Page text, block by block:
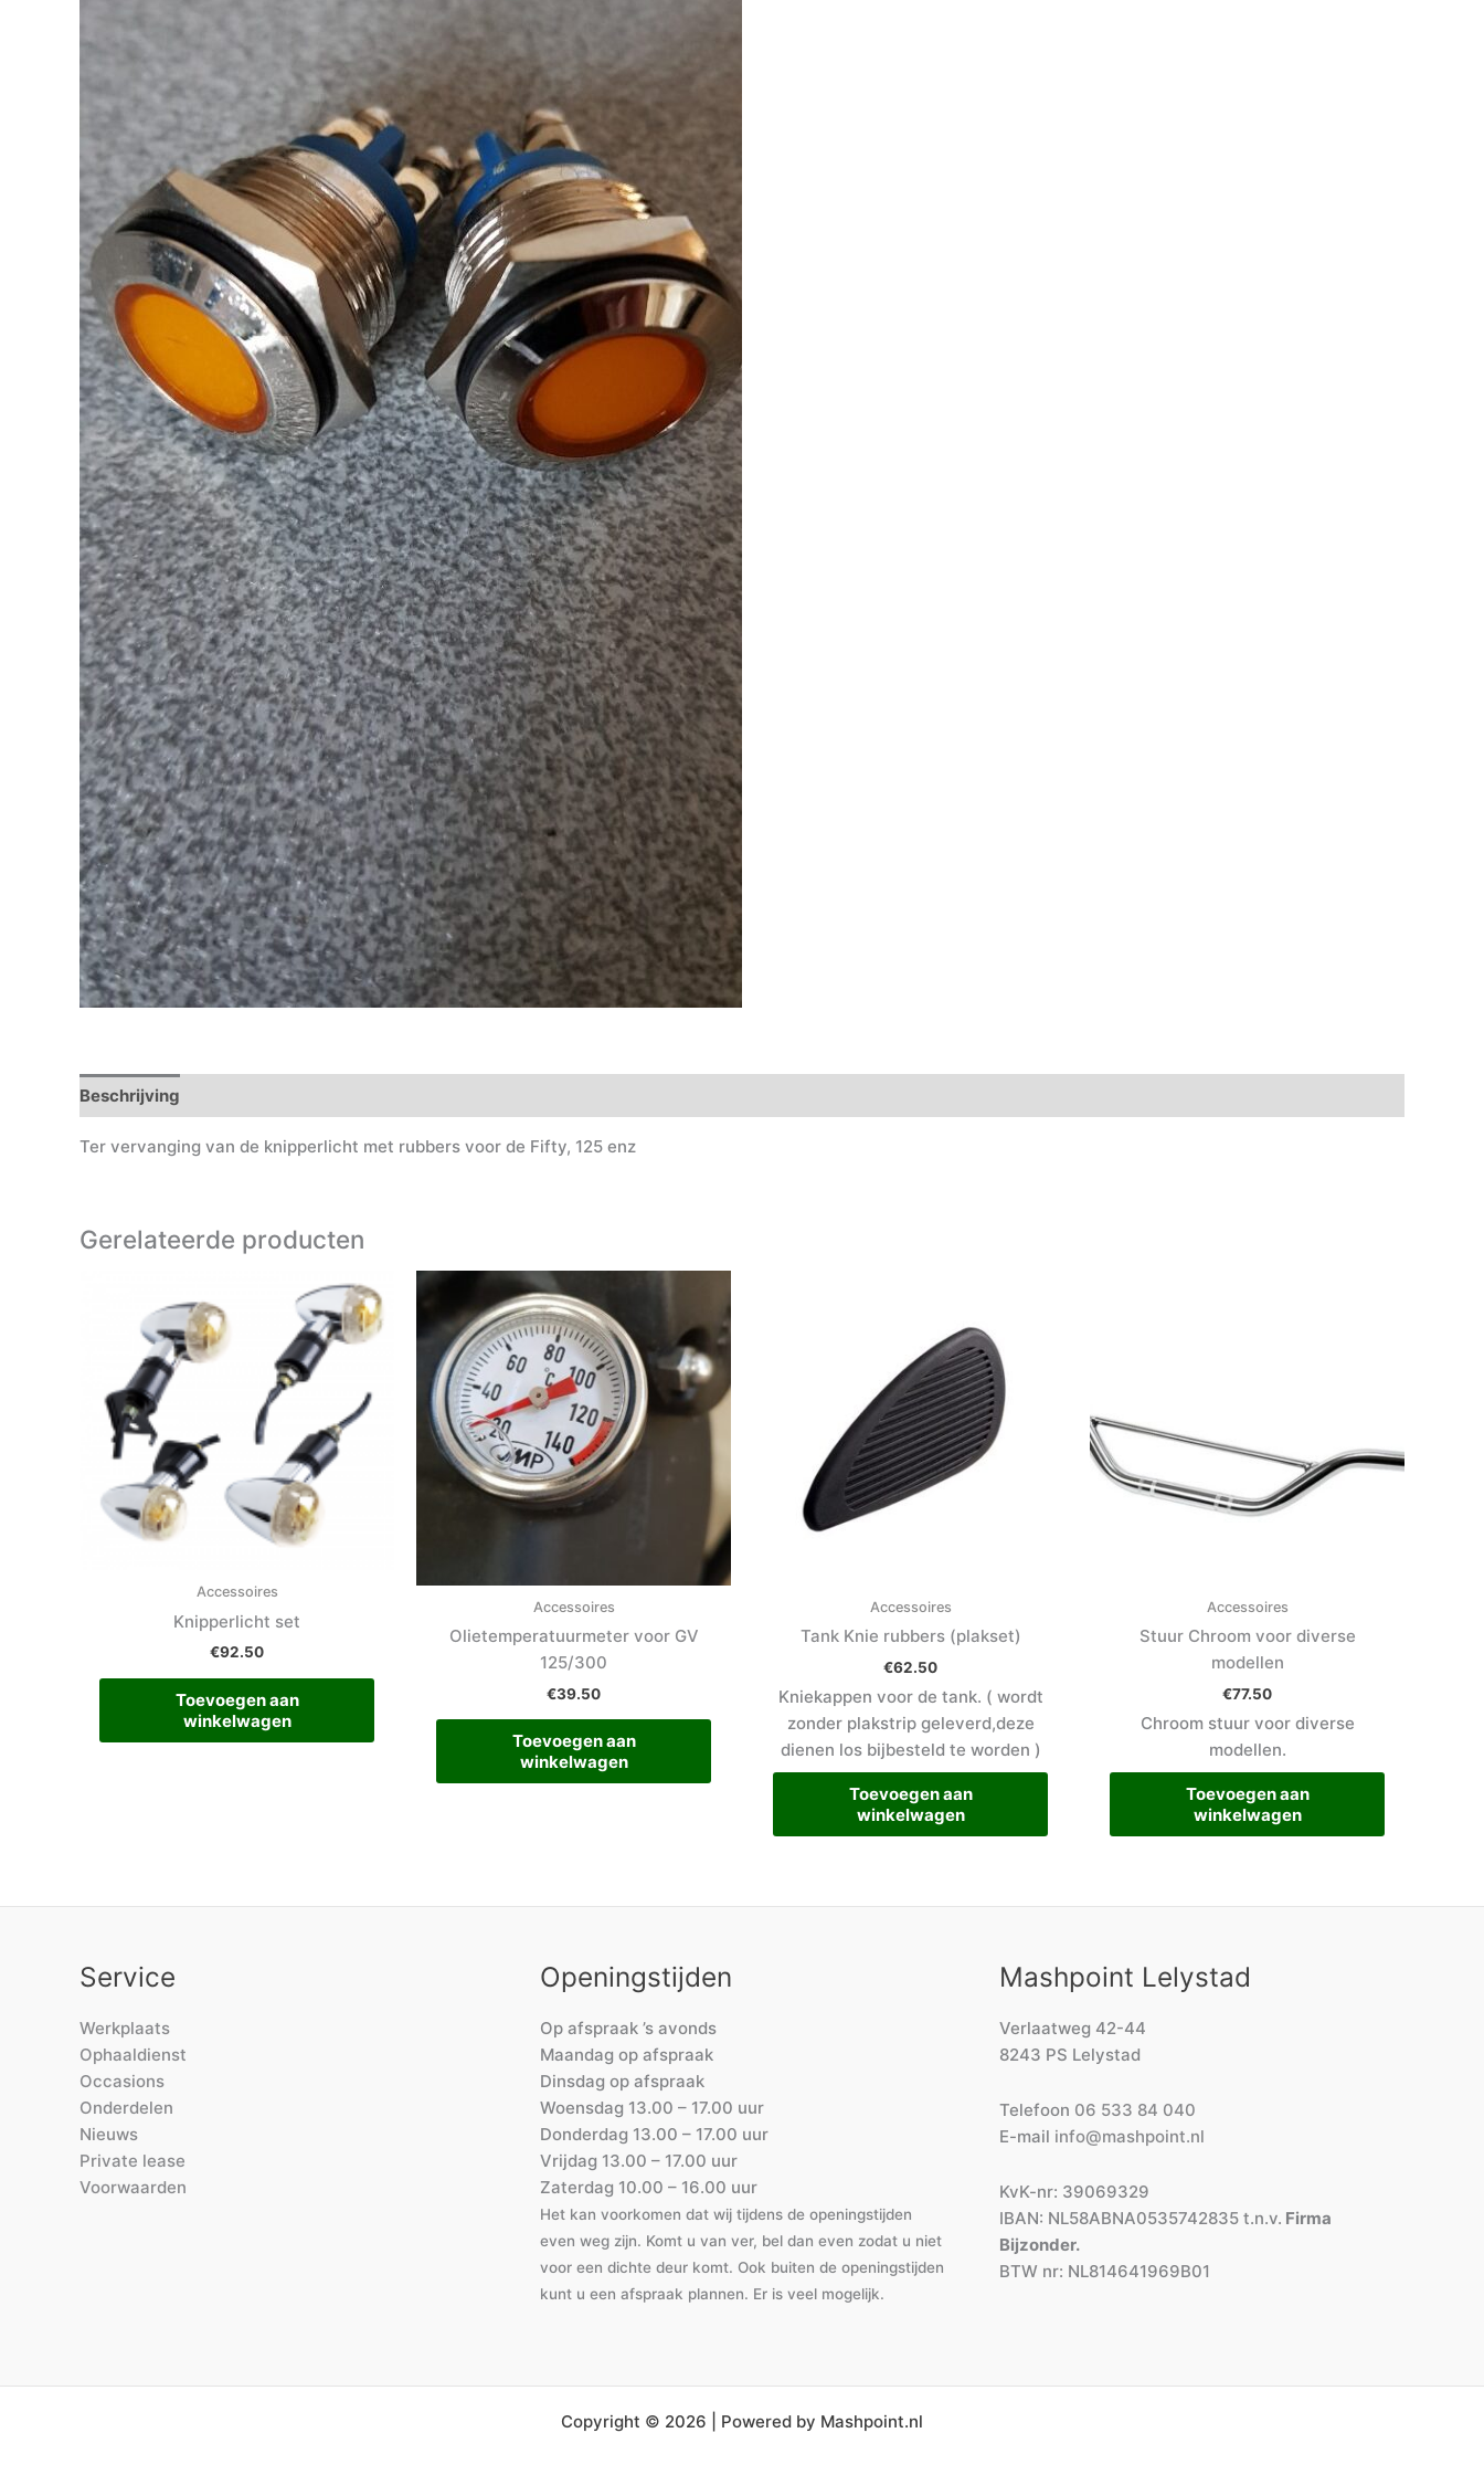
Beschrijving
Ter vervanging van de knipperlicht met rubbers voor de Fifty, 125 enz
Gerelateerde producten
Accessoires
Knipperlicht set
€92.50
Toevoegen aan
winkelwagen
Accessoires
Olietemperatuurmeter voor GV
125/300
€39.50
Toevoegen aan
winkelwagen
Accessoires
Tank Knie rubbers (plakset)
€62.50
Kniekappen voor de tank. ( wordt
zonder plakstrip geleverd,deze
dienen los bijbesteld te worden )
Toevoegen aan
winkelwagen
Accessoires
Stuur Chroom voor diverse
modellen
€77.50
Chroom stuur voor diverse
modellen.
Toevoegen aan
winkelwagen
Service
Werkplaats
Ophaaldienst
Occasions
Onderdelen
Nieuws
Private lease
Voorwaarden
Openingstijden
Op afspraak ’s avonds
Maandag op afspraak
Dinsdag op afspraak
Woensdag 13.00 – 17.00 uur
Donderdag 13.00 – 17.00 uur
Vrijdag 13.00 – 17.00 uur
Zaterdag 10.00 – 16.00 uur
Het kan voorkomen dat wij tijdens de openingstijden
even weg zijn. Komt u van ver, bel dan even zodat u niet
voor een dichte deur komt. Ook buiten de openingstijden
kunt u een afspraak plannen. Er is veel mogelijk.
Mashpoint Lelystad
Verlaatweg 42-44
8243 PS Lelystad
Telefoon 06 533 84 040
E-mail info@mashpoint.nl
KvK-nr: 39069329
IBAN: NL58ABNA0535742835 t.n.v. Firma
Bijzonder.
BTW nr: NL814641969B01
Copyright © 2026 | Powered by Mashpoint.nl